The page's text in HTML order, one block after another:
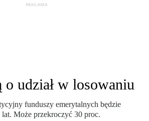
o udział w losowaniu
funduszy emerytalnych będzie
Może przekroczyć 30 proc.